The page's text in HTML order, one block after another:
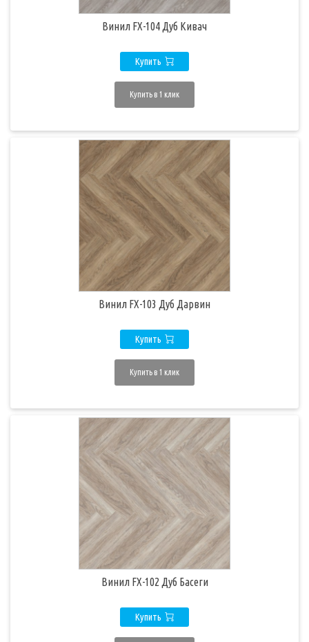
Винил FX-104 Дуб Кивач
Купить
Купить в 1 клик
Винил FX-103 Дуб Дарвин
Купить
Купить в 1 клик
Винил FX-102 Дуб Басеги
Купить